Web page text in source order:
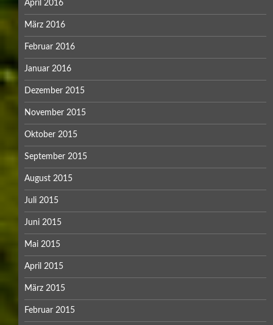
April 2016
März 2016
Februar 2016
Januar 2016
Dezember 2015
November 2015
Oktober 2015
September 2015
August 2015
Juli 2015
Juni 2015
Mai 2015
April 2015
März 2015
Februar 2015